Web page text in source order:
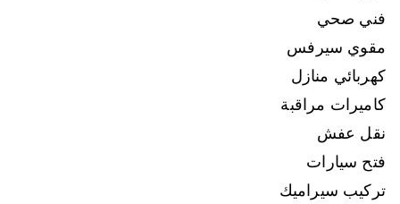
فني صحي
مقوي سيرفس
كهربائي منازل
كاميرات مراقبة
نقل عفش
فتح سيارات
تركيب سيراميك